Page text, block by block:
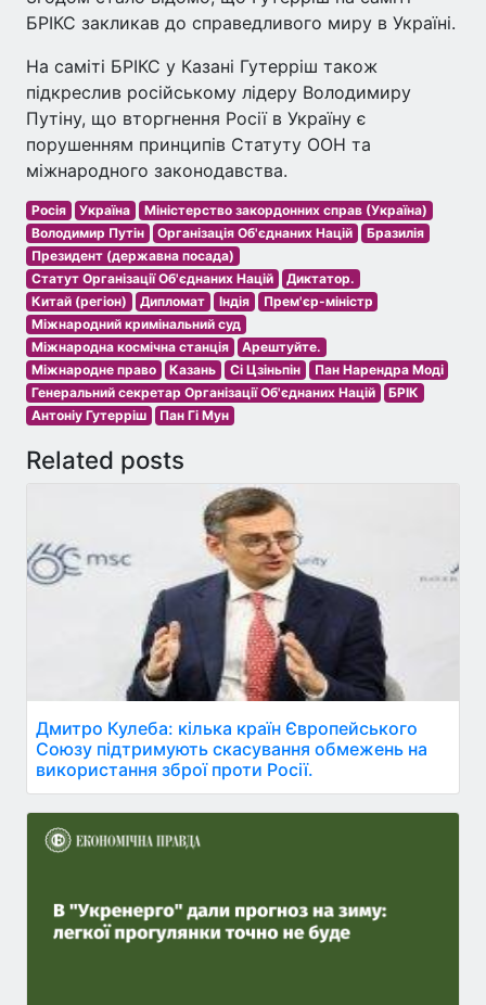
БРІКС закликав до справедливого миру в Україні.
На саміті БРІКС у Казані Гутерріш також
підкреслив російському лідеру Володимиру
Путіну, що вторгнення Росії в Україну є
порушенням принципів Статуту ООН та
міжнародного законодавства.
Росія Україна
Міністерство закордонних справ (Україна)
Володимир Путін
Організація Об'єднаних Націй
Бразилія
Президент (державна посада)
Статут Організації Об'єднаних Націй
Диктатор.
Китай (регіон)
Дипломат Індія
Прем'єр-міністр
Міжнародний кримінальний суд
Міжнародна космічна станція
Арештуйте.
Міжнародне право
Казань Сі Цзіньпін
Пан Нарендра Моді
Генеральний секретар Організації Об'єднаних Націй
БРІК
Антоніу Гутерріш
Пан Гі Мун
Related posts
Дмитро Кулеба: кілька країн Європейського
Союзу підтримують скасування обмежень на
використання зброї проти Росії.